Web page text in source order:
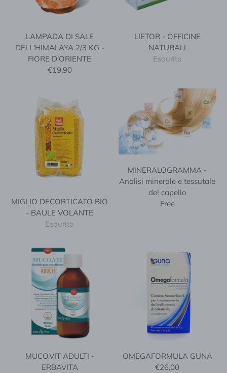
LAMPADA DI SALE
DELL'HIMALAYA 2/3 KG -
FIORE D'ORIENTE
€19,90
LIETOR - OFFICINE
NATURALI
Esaurito
MIGLIO DECORTICATO BIO
- BAULE VOLANTE
Esaurito
MINERALOGRAMMA -
Analisi minerale e tessutale
del capello
Free
MUCO.VIT ADULTI -
ERBAVITA
OMEGAFORMULA GUNA
€26,00